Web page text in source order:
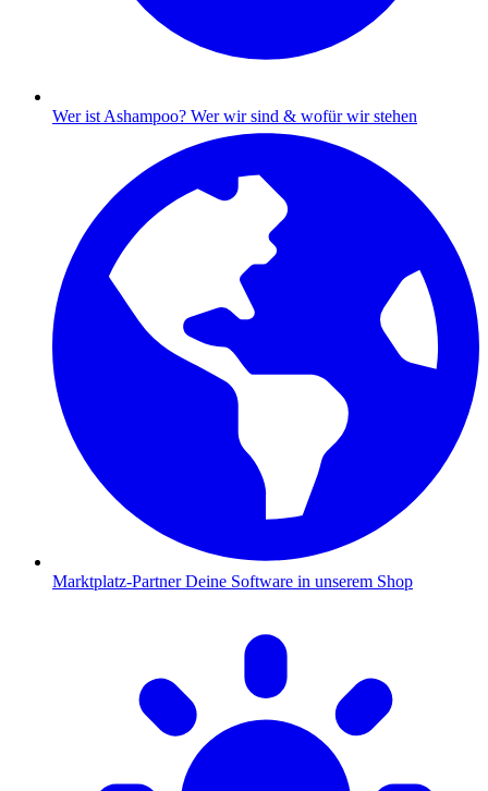
Wer ist Ashampoo? Wer wir sind & wofür wir stehen
Marktplatz-Partner Deine Software in unserem Shop